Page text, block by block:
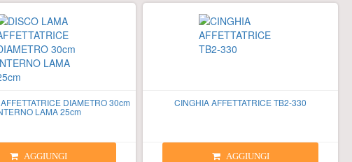
DIAMETRO 30cm
LAMA 25cm
AGGIUNGI
CINGHIA AFFETTATRICE TB2-330
AGGIUNGI